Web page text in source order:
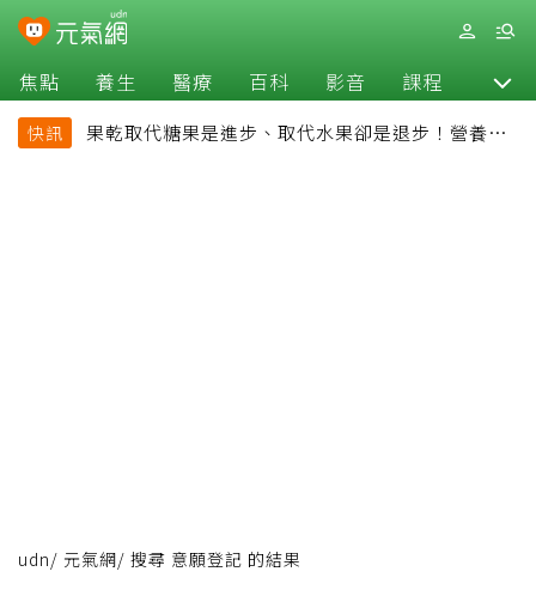
焦點 養生 醫療 百科 影音 課程 退休
快訊
果乾取代糖果是進步、取代水果卻是退步！營養師
udn/ 元氣網/ 搜尋 意願登記 的結果